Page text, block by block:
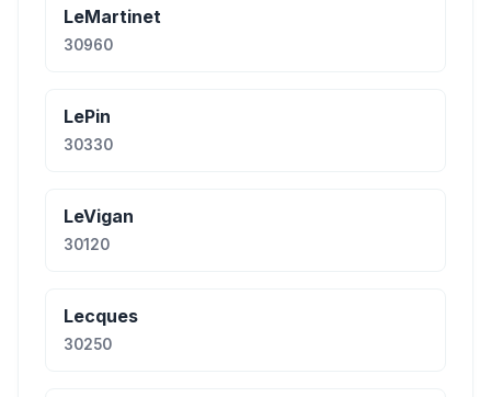
LeMartinet
30960
LePin
30330
LeVigan
30120
Lecques
30250